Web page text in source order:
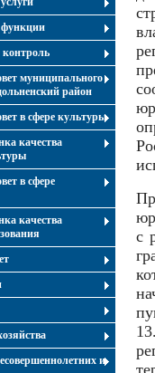
муниципального
район
в сфере культуры
качества
в сфере
качества
и
с